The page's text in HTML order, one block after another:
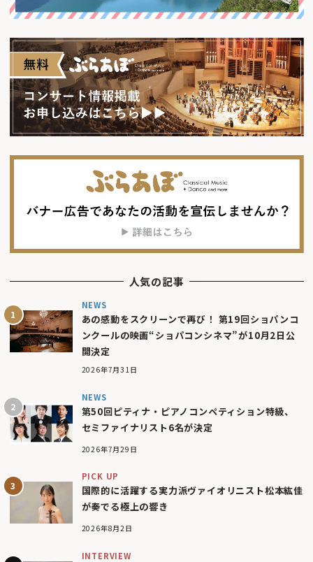
人気の記事
NEWS
あの感動をスクリーンで再び！ 第19回ショパンコ
ンクールの映画“ショパコンシネマ”が10月2日公
開決定
2026年7月31日
NEWS
第50回ピティナ・ピアノコンペティション特級、
セミファイナリスト6名が決定
2026年7月29日
PICK UP
国際的に活躍する実力派ヴァイオリニスト松本紘佳
が奏でる極上の響き
2026年8月2日
INTERVIEW